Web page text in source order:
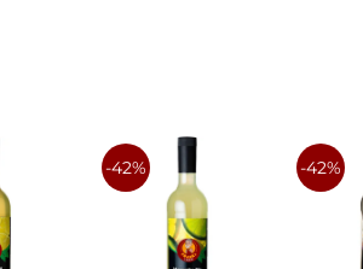
-42% -42%